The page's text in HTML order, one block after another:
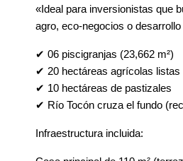
«Ideal para inversionistas que
agro, eco-negocios o
✔ 06 piscigranjas (23,662 m²)
✔ 20 hectáreas agrícolas listas
✔ 10 hectáreas de pastizales
✔ Río Tocón cruza el fundo
Infraestructura incluida: